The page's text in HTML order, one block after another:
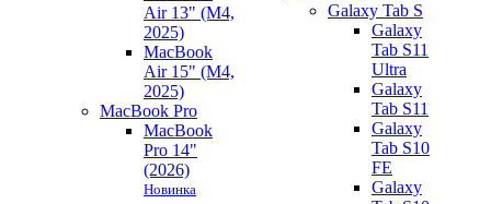
Air 13" (M4,
2025)
MacBook
Air 15" (M4,
2025)
MacBook Pro
MacBook
Pro 14"
(2026)
Новинка
Galaxy Tab S
Galaxy
Tab S11
Ultra
Galaxy
Tab S11
Galaxy
Tab S10
FE
Galaxy